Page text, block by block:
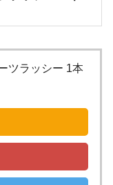
ツラッシー 1本